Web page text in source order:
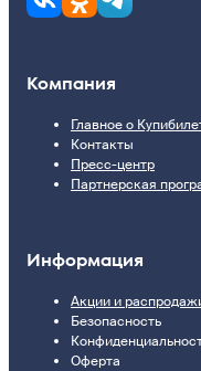
Компания
Главное о
Контакты
Пресс-центр
Партнерская
Информация
Акции и
Безопасность
Оферта